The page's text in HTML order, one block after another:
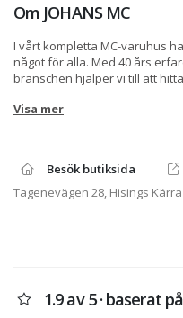
Om JOHANS MC
I vårt kompletta MC-varuhus
något för alla. Med 40 års
branschen hjälper vi till att
auktoriserad återförsäljare av
även tillbehör och personlig
utrustning för alla smaker.
Service AB behandlar
telefonen, maila gärna in din
beställning till
Visa mer
Besök butiksida
Tagenevägen 28, Hisings Kärra
1.9 av 5 · baserat